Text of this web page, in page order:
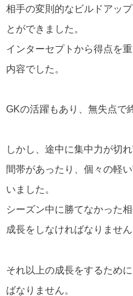
相手の変則的なビルドアッ
とができました。
インターセプトから得点を
内容でした。
GKの活躍もあり、無失点で
しかし、途中に集中力が切
間帯があったり、個々の軽
いました。
シーズン中に勝てなかった
成長をしなければなりません
それ以上の成長をするため
ばなりません。